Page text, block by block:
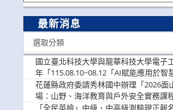
最新消息
選取分類
國立臺北科技大學與龍華科技大學電子
年「115.08.10~08.12「AI賦能應用於智
歡迎學生踴躍報名參加
花蓮縣政府委請秀林國中辦理「2026面
場：山野、海洋教育與戶外安全實務課
參加